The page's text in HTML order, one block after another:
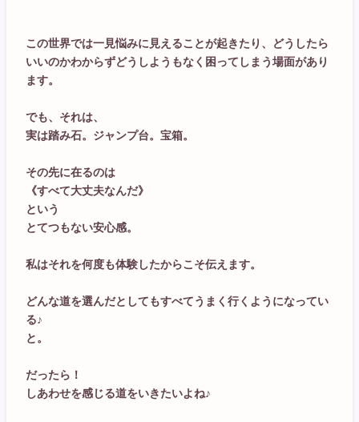
この世界では一見悩みに見えることが起きたり、どうしたら
いいのかわからずどうしようもなく困ってしまう場面があり
ます。
でも、それは、
実は踏み石。ジャンプ台。宝箱。
その先に在るのは
《すべて大丈夫なんだ》
という
とてつもない安心感。
私はそれを何度も体験したからこそ伝えます。
どんな道を選んだとしてもすべてうまく行くようになってい
る♪
と。
だったら！
しあわせを感じる道をいきたいよね♪